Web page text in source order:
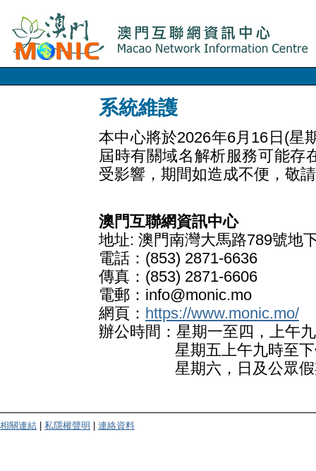
系統維護
本中心將於2026年6月16日(星
屆時有關域名解析服務可能存
受影響，期間如造成不便，敬
澳門互聯網資訊中心
地址: 澳門南灣大馬路789號地
電話：(853) 2871-6636
傳真：(853) 2871-6606
電郵：info@monic.mo
網頁： https://www.monic.mo/
辦公時間：星期一至四，上午
星期五上午九時至下午
星期六，日及公眾假
相關連結 | 私隱權聲明 | 連絡資料